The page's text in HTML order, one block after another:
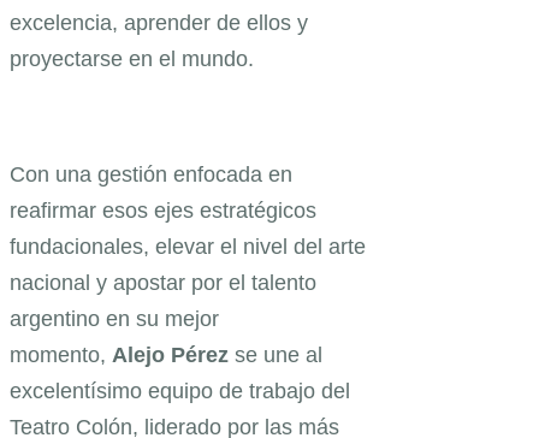
excelencia, aprender de ellos y
proyectarse en el mundo.
Con una gestión enfocada en
reafirmar esos ejes estratégicos
fundacionales, elevar el nivel del arte
nacional y apostar por el talento
argentino en su mejor
momento, Alejo Pérez se une al
excelentísimo equipo de trabajo del
Teatro Colón, liderado por las más